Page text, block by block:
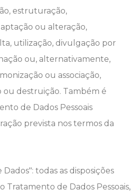
estruturação,
ou alteração,
utilização, divulgação por
ou, alternativamente,
ou associação,
ou destruição. Também é
de Dados Pessoais
prevista nos termos da
todas as disposições
Tratamento de Dados Pessoais,